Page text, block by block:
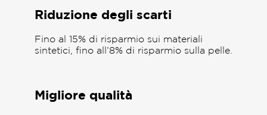
Riduzione degli scarti
Fino al 15% di risparmio sui materiali
sintetici, fino all’8% di risparmio sulla pelle.
Migliore qualità